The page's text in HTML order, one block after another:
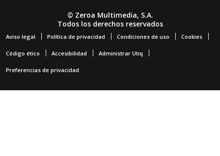
© Zeroa Multimedia, S.A.
Todos los derechos reservados
Aviso legal Política de privacidad Condiciones de uso Cookies
Código ético Accesibilidad Administrar Utiq
Preferencias de privacidad